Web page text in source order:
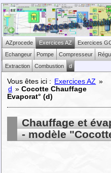
AZprocede Exercices AZ Exercices
Echangeur
Pompe Compresseur
Extraction
Combustion d
Vous êtes ici : Exercices AZ »
d »Cocotte Chauffage
Evaporat° (d)
Chauffage et
- modèle